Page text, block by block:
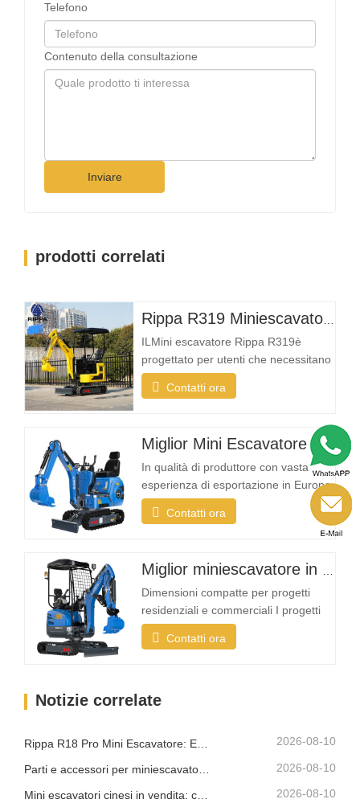
Telefono
Contenuto della consultazione
Inviare
prodotti correlati
Rippa R319 Miniescavatore – Escavatore compatto da 1 tonnellata
ILMini escavatore Rippa R319è
progettato per utenti che necessitano
di una macchina affidabile, compatta
e facile da utilizzare per le attività di
proprietario di casa, un agricoltore o
un'azienda di noleggio, la R319 offre
la…
Contatti ora
Miglior Mini Escavatore
In qualità di produttore con vasta
esperienza di esportazione in Europa,
Nord America, Australia e Sud-est
asiatico, Rippa ha visto una crescente
applicazioni da giardino e lavori
leggeri Cosa rende un mini
escavatore ideale per uso…
Contatti ora
Miglior miniescavatore in vendita
Dimensioni compatte per progetti
residenziali e commerciali I progetti
paesaggistici si svolgono spesso in
spazi ristretti come giardini, cortili,
compatto deve essere abbastanza
Contatti ora
Notizie correlate
2026-08-10
2026-08-10
Mini escavatori cinesi in vendita: come scegliere un produttore affidabile 2026-08-10